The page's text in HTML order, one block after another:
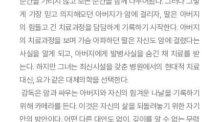
게 가장 믿고 의지해오던 아버지가 암에 걸리자, 딸은 아버지
의 힘들고 긴 치료과정을 담담하게 기록하기 시작한다. 아버지
의 치료과정을 보며 가슴 아파하던 딸은 자신도 암에 걸렸다는
사실을 알게 되고, 아버지에게 발병사실을 숨긴 채 치료를 받
는다. 하지만 그녀는 최신시설을 갖춘 병원에서의 현대적 치료
대신, 요가 같은 대체의학을 선택한다.
감독은 암과 싸우는 아버지와 자신의 힘겨운 나날을 기록하기
위해 카메라를 든다. 이것은 자신의 삶을 되돌려놓기 위한 자기
만의 방안이다. 어떤 다른 대안도 없이, 깊이를 알 수 없는 무력